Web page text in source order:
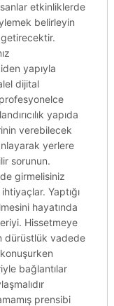
etkinliklerde
belirleyin
yapıyla
dijital
yapıda
verebilecek
yerlere
sorunun.
girmelisiniz
Yaptığı
hayatında
Hissetmeye
dürüstlük vadede
konuşurken
bağlantılar
prensibi